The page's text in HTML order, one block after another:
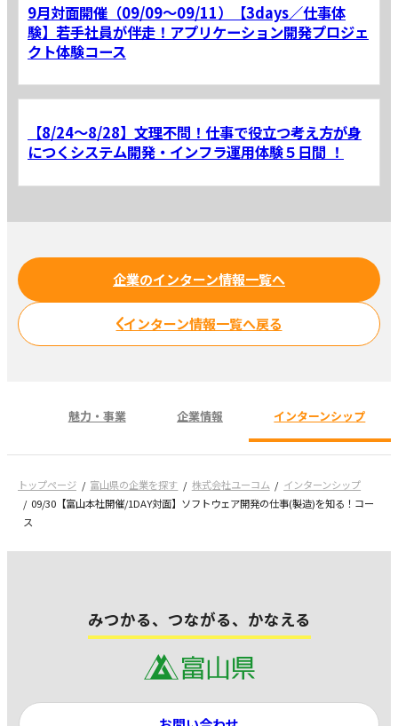
9月対面開催（09/09～09/11）【3days／仕事体
験】若手社員が伴走！アプリケーション開発プロジェ
クト体験コース
【8/24～8/28】文理不問！仕事で役立つ考え方が身
につくシステム開発・インフラ運用体験５日間 ！
企業のインターン情報一覧へ
インターン情報一覧へ戻る
魅力・事業 企業情報 インターンシップ
トップページ 富山県の企業を探す 株式会社ユーコム
インターンシップ
09/30【富山本社開催/1DAY対面】ソフトウェア開発の仕事(製造)を知る！コー
ス
みつかる、つながる、かなえる